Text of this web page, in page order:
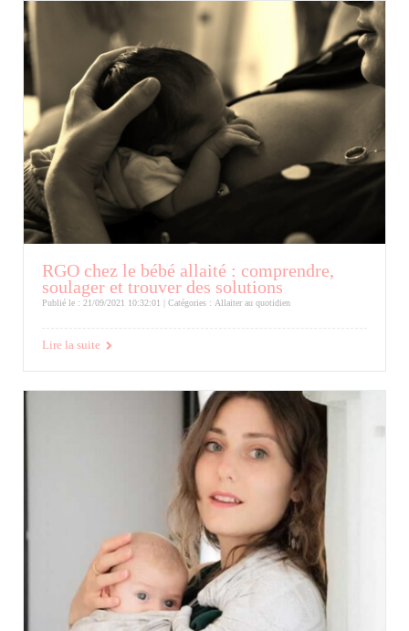
RGO chez le bébé allaité : comprendre,
soulager et trouver des solutions
Publié le : 21/09/2021 10:32:01 | Catégories : Allaiter au quotidien
Lire la suite